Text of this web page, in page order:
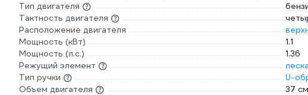
Тип двигателя
Тактность двигателя
Расположение двигателя
Мощность (кВт)
1.1
Мощность (л.с.)
1.36
Режущий элемент
Тип ручки
U-
Объем двигателя
37